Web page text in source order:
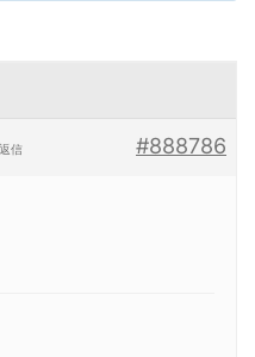
#888786
返信